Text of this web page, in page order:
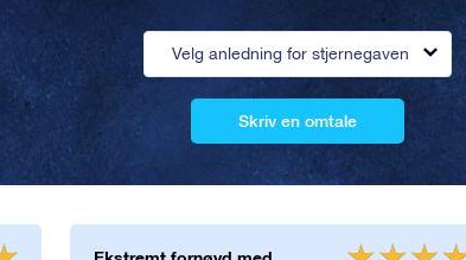
Velg anledning for stjernegaven
Skriv en omtale